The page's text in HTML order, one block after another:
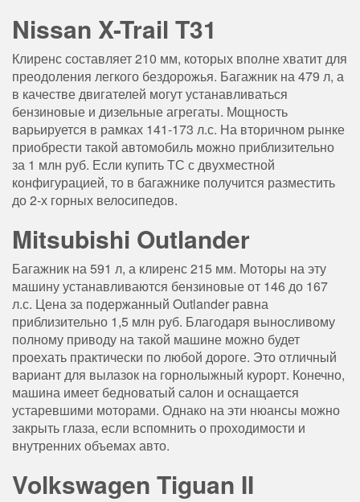
Nissan X-Trail T31
Клиренс составляет 210 мм, которых вполне хватит для
преодоления легкого бездорожья. Багажник на 479 л, а
в качестве двигателей могут устанавливаться
бензиновые и дизельные агрегаты. Мощность
варьируется в рамках 141-173 л.с. На вторичном рынке
приобрести такой автомобиль можно приблизительно
за 1 млн руб. Если купить ТС с двухместной
конфигурацией, то в багажнике получится разместить
до 2-х горных велосипедов.
Mitsubishi Outlander
Багажник на 591 л, а клиренс 215 мм. Моторы на эту
машину устанавливаются бензиновые от 146 до 167
л.с. Цена за подержанный Outlander равна
приблизительно 1,5 млн руб. Благодаря выносливому
полному приводу на такой машине можно будет
проехать практически по любой дороге. Это отличный
вариант для вылазок на горнолыжный курорт. Конечно,
машина имеет бедноватый салон и оснащается
устаревшими моторами. Однако на эти нюансы можно
закрыть глаза, если вспомнить о проходимости и
внутренних объемах авто.
Volkswagen Tiguan II